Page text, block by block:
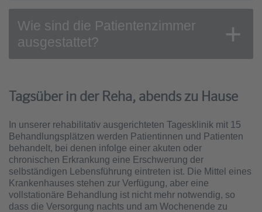
Wie sind die Patientenzimmer
ausgestattet?
Tagsüber in der Reha, abends zu Hause
In unserer rehabilitativ ausgerichteten Tagesklinik mit 15
Behandlungsplätzen werden Patientinnen und Patienten
behandelt, bei denen infolge einer akuten oder
chronischen Erkrankung eine Erschwerung der
selbständigen Lebensführung eintreten ist. Die Mittel eines
Krankenhauses stehen zur Verfügung, aber eine
vollstationäre Behandlung ist nicht mehr notwendig, so
dass die Versorgung nachts und am Wochenende zu